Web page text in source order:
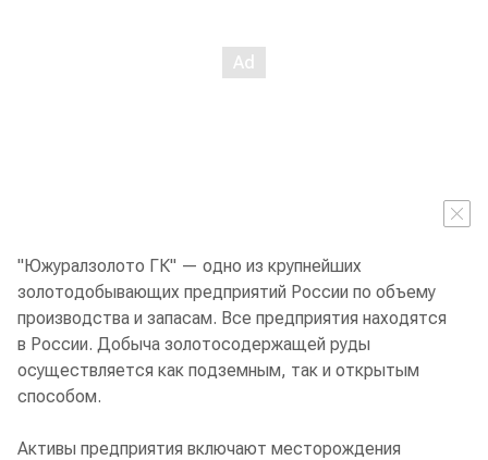
"Южуралзолото ГК" — одно из крупнейших
золотодобывающих предприятий России по объему
производства и запасам. Все предприятия находятся
в России. Добыча золотосодержащей руды
осуществляется как подземным, так и открытым
способом.
Активы предприятия включают месторождения